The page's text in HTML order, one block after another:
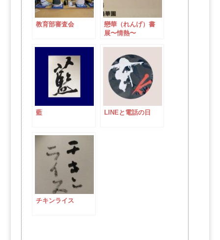
教育部審査会
戀華（れんげ）書
展〜情熱〜
藍 LINEと電話の日
チキンライス